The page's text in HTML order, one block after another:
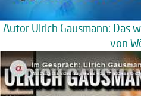
Autor Ulrich Gausmann: Das
von